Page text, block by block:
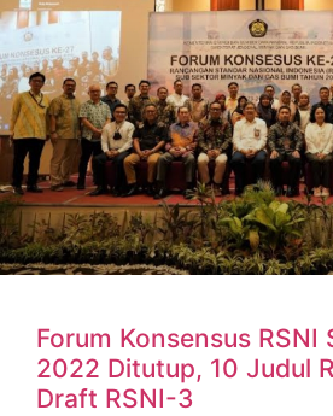
Forum Konsensus RSNI
2022 Ditutup, 10 Judul
Draft RSNI-3